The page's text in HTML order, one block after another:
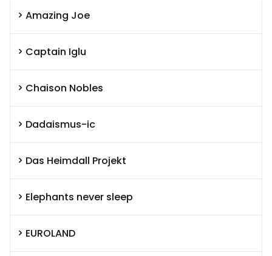
Amazing Joe
Captain Iglu
Chaison Nobles
Dadaismus-ic
Das Heimdall Projekt
Elephants never sleep
EUROLAND